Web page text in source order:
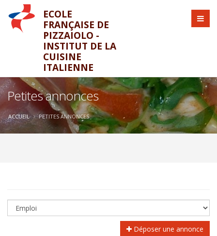
ECOLE
FRANÇAISE DE
PIZZAIOLO -
INSTITUT DE LA
CUISINE
ITALIENNE
Petites annonces
ACCUEIL PETITES ANNONCES
Déposer une annonce